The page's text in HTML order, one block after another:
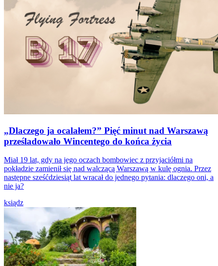
„Dlaczego ja ocalałem?” Pięć minut nad Warszawą
prześladowało Wincentego do końca życia
Miał 19 lat, gdy na jego oczach bombowiec z przyjaciółmi na
pokładzie zamienił się nad walczącą Warszawą w kulę ognia. Przez
następne sześćdziesiąt lat wracał do jednego pytania: dlaczego oni, a
nie ja?
ksiądz